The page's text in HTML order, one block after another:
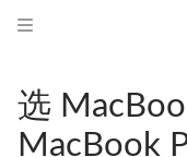
选
MacBook